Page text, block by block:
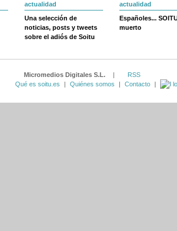
actualidad
Una selección de
noticias, posts y tweets
sobre el adiós de Soitu
actualidad
Españoles...
muerto
Micromedios Digitales S.L. |
RSS
Qué es soitu.es
| Quiénes somos | Contacto |